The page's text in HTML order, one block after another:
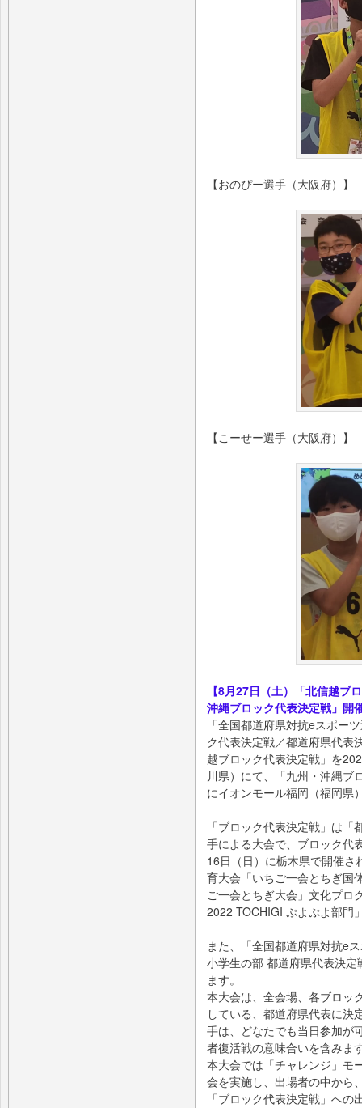
【おのぴー選手（大阪府）】
【こーせー選手（大阪府）】
【8月27日（土）「北信越ブ
沖縄ブロック代表決定戦」開
「全国都道府県対抗eスポー
ク代表決定戦／都道府県代表
越ブロック代表決定戦」を
川県）にて、「九州・沖縄ブ
にイオンモール福岡（福岡県
「ブロック代表決定戦」は
手による大会で、ブロック代
16日（日）に栃木県で開催
育大会「いちご一会とちぎ国
ご一会とちぎ大会」文化プロ
2022 TOCHIGI ぷよぷよ部門
また、「全国都道府県対抗e
小学生の部 都道府県代表決
ます。
本大会は、全会場、各ブロッ
している、都道府県代表に決
手は、どなたでも当日参加が
者復活戦の意味合いを含みま
本大会では「チャレンジ」モ
会を実施し、出場者の中から
「ブロック代表決定戦」への